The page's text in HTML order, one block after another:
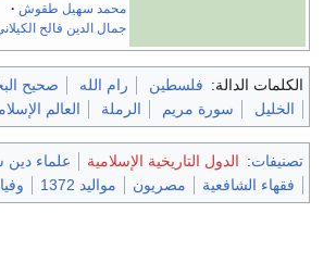
محمد سهيل طقوش
جمال الدين فالح
الكلمات الدالة: فلسطين رام الله صحيح
الخليل
سورة مريم الرملة العالم
تصنيفات: الدول التاريخية الإسلامية
علماء دين
فقهاء الشافعية
مصريون مواليد 1372 وفيات